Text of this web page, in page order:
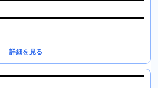
詳細を見る